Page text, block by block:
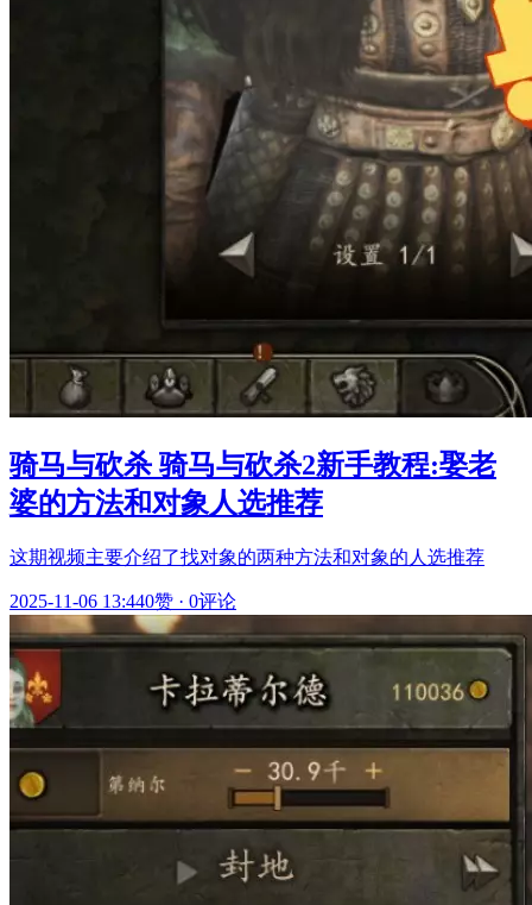
骑马与砍杀 骑马与砍杀2新手教程:娶老
婆的方法和对象人选推荐
这期视频主要介绍了找对象的两种方法和对象的人选推荐
2025-11-06 13:440赞 · 0评论